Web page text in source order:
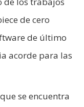
de cero
de último
acorde para las
se encuentra